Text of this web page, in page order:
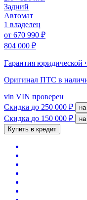
Задний
Автомат
1 владелец
от 670 990 ₽
804 000 ₽
Гарантия юридической
Оригинал ПТС в
vin VIN проверен
Скидка до 250 000 ₽
Скидка до 150 000 ₽
Купить в кредит